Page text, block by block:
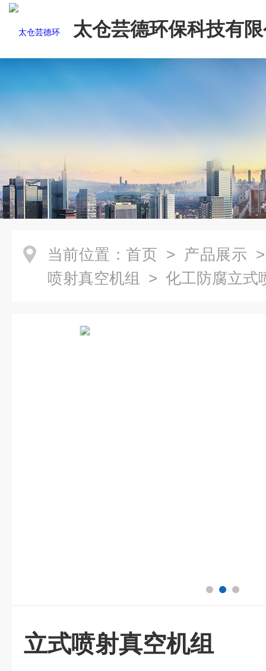
太仓芸德环保科技有
当前位置： 首页 > 产品展示
喷射真空机组
> 化工防腐立式
立式喷射真空机组